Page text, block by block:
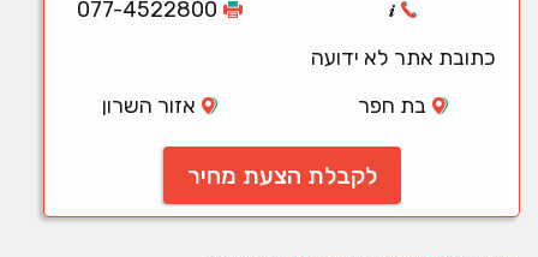
077-4522800
כתובת אתר לא ידועה
בת חפר
אזור השרון
לקבלת הצעת מחיר